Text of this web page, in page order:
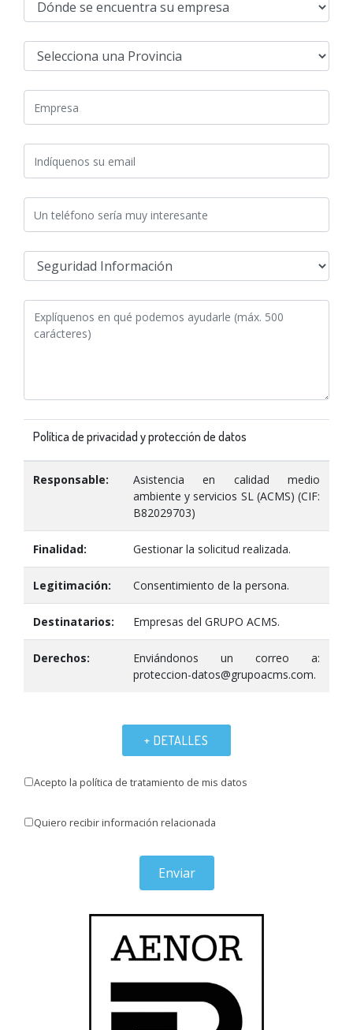
Política de privacidad y protección de datos
Responsable:
Asistencia en calidad medio
ambiente y servicios SL (ACMS) (CIF:
B82029703)
Finalidad: Gestionar la solicitud realizada.
Legitimación: Consentimiento de la persona.
Destinatarios: Empresas del GRUPO ACMS.
Derechos:
Enviándonos un correo a:
proteccion-datos@grupoacms.com.
+ DETALLES
Acepto la política de tratamiento de mis datos
Quiero recibir información relacionada
Enviar